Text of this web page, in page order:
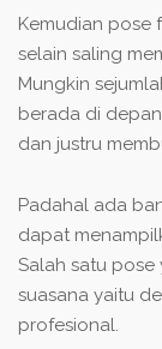
Kemudian pose
selain saling
Mungkin
berada di
dan justru
Padahal ada
dapat
Salah satu
suasana yaitu
profesional.